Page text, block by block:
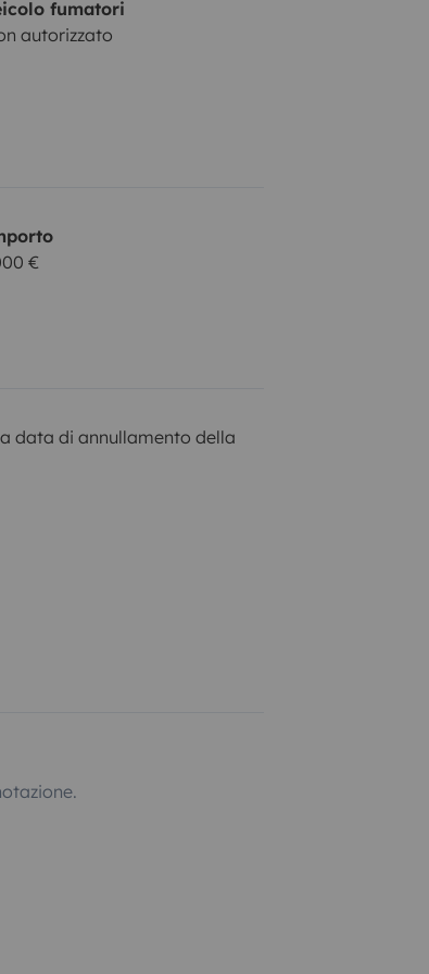
fumatori
autorizzato
€
data di annullamento della